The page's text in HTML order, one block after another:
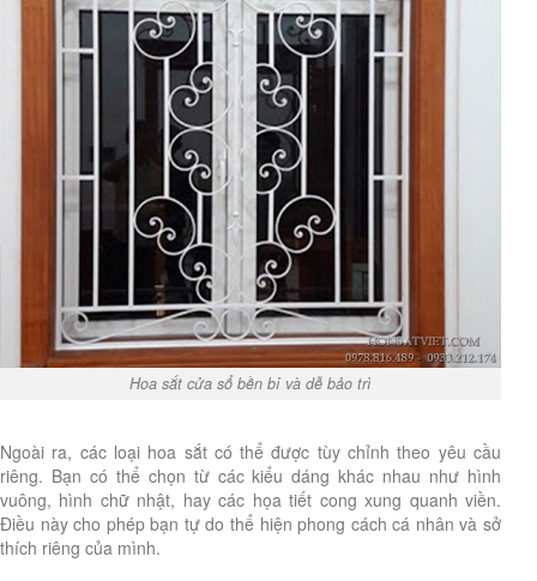
Hoa sắt cửa sổ bền bỉ và dễ bảo trì
Ngoài ra, các loại hoa sắt có thể được tùy chỉnh theo yêu cầu
riêng. Bạn có thể chọn từ các kiểu dáng khác nhau như hình
vuông, hình chữ nhật, hay các họa tiết cong xung quanh viền.
Điều này cho phép bạn tự do thể hiện phong cách cá nhân và sở
thích riêng của mình.